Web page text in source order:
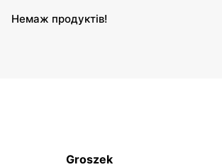
Немаж продуктів!
Groszek